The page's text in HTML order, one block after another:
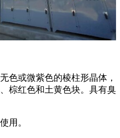
色或微紫色的棱柱形晶体，
棕红色和土黄色块。具有臭
用。